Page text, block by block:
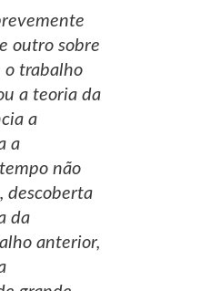
outro sobre
o trabalho
a teoria da
a
a
não
descoberta
da
anterior,